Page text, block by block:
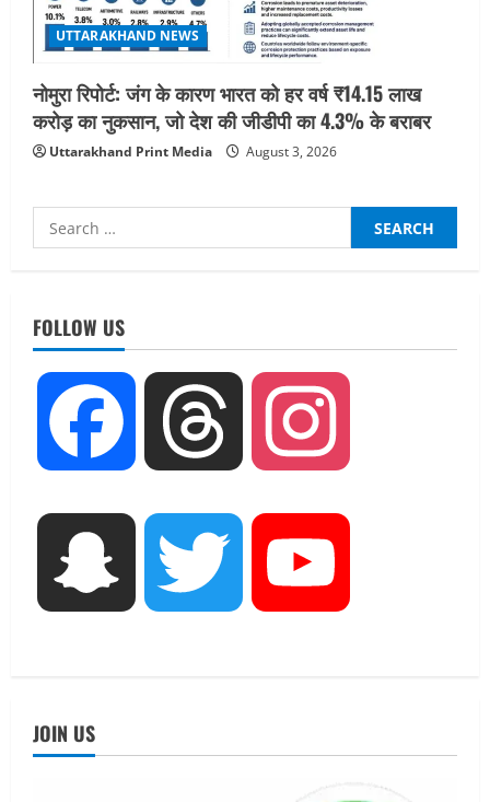
UTTARAKHAND NEWS
नोमुरा रिपोर्ट: जंग के कारण भारत को हर वर्ष ₹14.15 लाख
करोड़ का नुकसान, जो देश की जीडीपी का 4.3% के बराबर
Uttarakhand Print Media August 3, 2026
Search
for:
FOLLOW US
Facebook Threads
Snapchat Twitter
JOIN US
UTTARAKHAND NEWS
एमआईटी वर्ल्ड पीस यूनिवर्सिटी और जर्मनी के
बीएसबीआई के बीच समझौता; भारतीय छात्रों
August 5, 2026
STATES NEWS
महाराज की राजस्थान के मुख्यमंत्री से
शिष्टाचार भेंट पर्यटन और सांस्कृतिक